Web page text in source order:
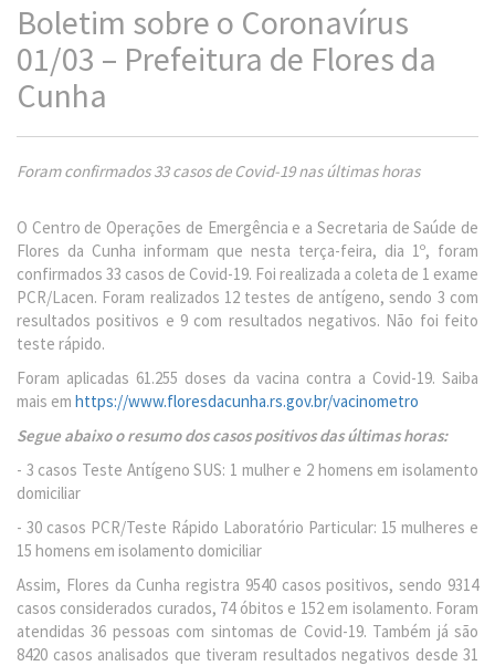
Boletim sobre o Coronavírus
01/03 – Prefeitura de Flores da
Cunha
Foram confirmados 33 casos de Covid-19 nas últimas horas
O Centro de Operações de Emergência e a Secretaria de Saúde de
Flores da Cunha informam que nesta terça-feira, dia 1º, foram
confirmados 33 casos de Covid-19. Foi realizada a coleta de 1 exame
PCR/Lacen. Foram realizados 12 testes de antígeno, sendo 3 com
resultados positivos e 9 com resultados negativos. Não foi feito
teste rápido.
Foram aplicadas 61.255 doses da vacina contra a Covid-19. Saiba
mais em https://www.floresdacunha.rs.gov.br/vacinometro
Segue abaixo o resumo dos casos positivos das últimas horas:
- 3 casos Teste Antígeno SUS: 1 mulher e 2 homens em isolamento
domiciliar
- 30 casos PCR/Teste Rápido Laboratório Particular: 15 mulheres e
15 homens em isolamento domiciliar
Assim, Flores da Cunha registra 9540 casos positivos, sendo 9314
casos considerados curados, 74 óbitos e 152 em isolamento. Foram
atendidas 36 pessoas com sintomas de Covid-19. Também já são
8420 casos analisados que tiveram resultados negativos desde 31